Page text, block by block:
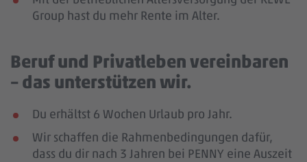
Group hast du mehr Rente im Alter.
Beruf und Privatleben vereinbaren
– das unterstützen wir.
Du erhältst 6 Wochen Urlaub pro Jahr.
Wir schaffen die Rahmenbedingungen dafür,
dass du dir nach 3 Jahren bei PENNY eine Auszeit